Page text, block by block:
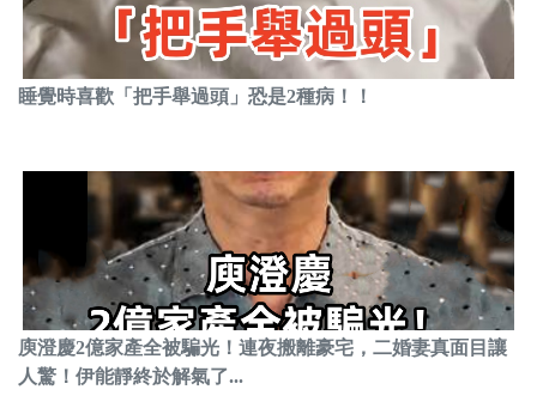
睡覺時喜歡「把手舉過頭」恐是2種病！！
庾澄慶2億家產全被騙光！連夜搬離豪宅，二婚妻真面目讓
人驚！伊能靜終於解氣了...